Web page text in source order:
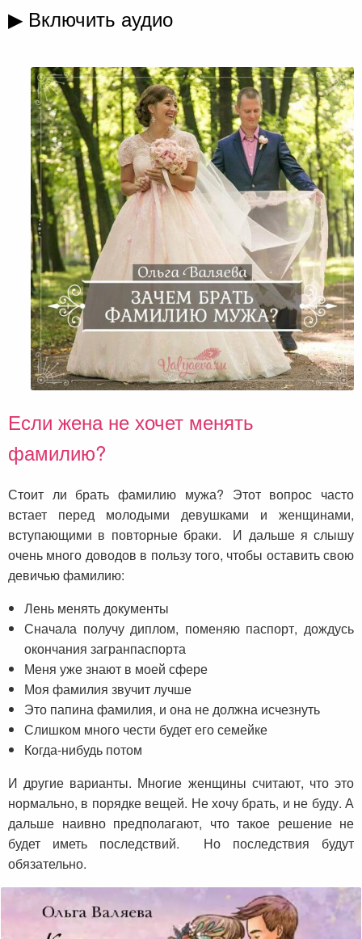
▶ Включить аудио
Если жена не хочет менять
фамилию?
Стоит ли брать фамилию мужа? Этот вопрос часто
встает перед молодыми девушками и женщинами,
вступающими в повторные браки. И дальше я слышу
очень много доводов в пользу того, чтобы оставить свою
девичью фамилию:
Лень менять документы
Сначала получу диплом, поменяю паспорт, дождусь
окончания загранпаспорта
Меня уже знают в моей сфере
Моя фамилия звучит лучше
Это папина фамилия, и она не должна исчезнуть
Слишком много чести будет его семейке
Когда-нибудь потом
И другие варианты. Многие женщины считают, что это
нормально, в порядке вещей. Не хочу брать, и не буду. А
дальше наивно предполагают, что такое решение не
будет иметь последствий. Но последствия будут
обязательно.